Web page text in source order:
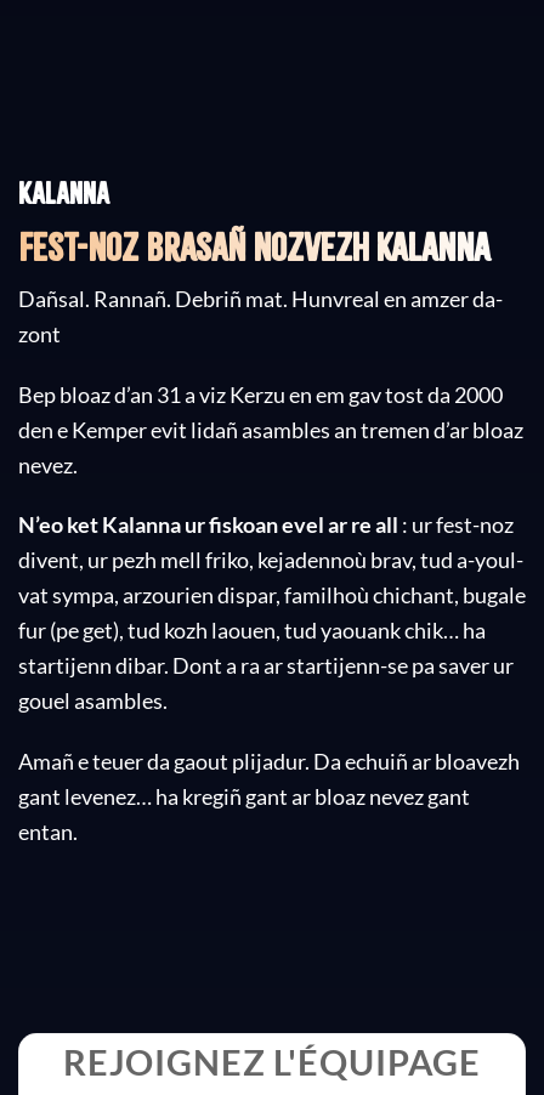
Kalanna
Fest-noz brasañ nozvezh Kalanna
Dañsal. Rannañ. Debriñ mat. Hunvreal en amzer da-
zont
Bep bloaz d’an 31 a viz Kerzu en em gav tost da 2000
den e Kemper evit lidañ asambles an tremen d’ar bloaz
nevez.
N’eo ket Kalanna ur fiskoan evel ar re all : ur fest-noz
divent, ur pezh mell friko, kejadennoù brav, tud a-youl-
vat sympa, arzourien dispar, familhoù chichant, bugale
fur (pe get), tud kozh laouen, tud yaouank chik… ha
startijenn dibar. Dont a ra ar startijenn-se pa saver ur
gouel asambles.
Amañ e teuer da gaout plijadur. Da echuiñ ar bloavezh
gant levenez… ha kregiñ gant ar bloaz nevez gant
entan.
REJOIGNEZ L'ÉQUIPAGE